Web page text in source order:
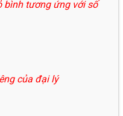
bình tương ứng với số
của đại lý